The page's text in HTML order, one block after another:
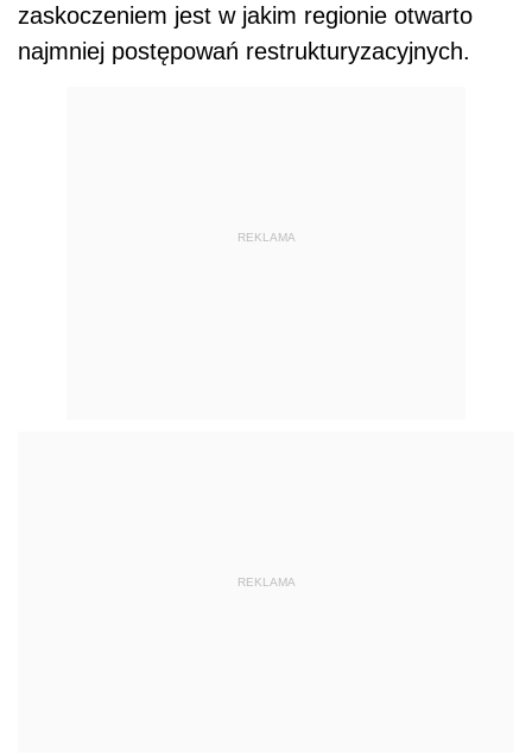
zaskoczeniem jest w jakim regionie otwarto
najmniej postępowań restrukturyzacyjnych.
REKLAMA
REKLAMA